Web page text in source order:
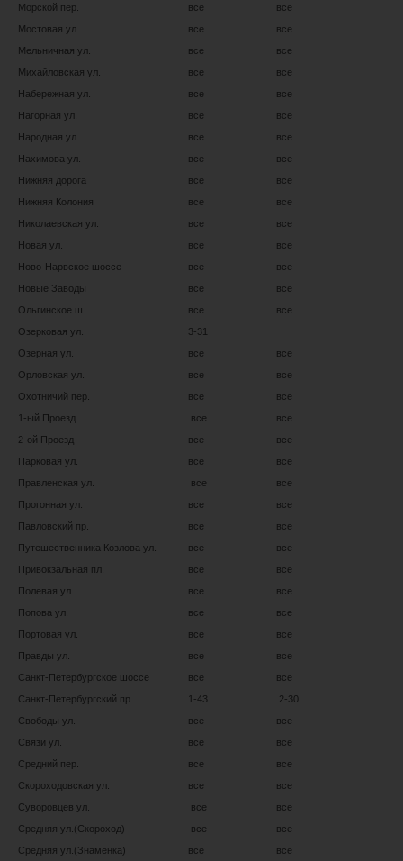
Морской пер. все
все
Мостовая ул.
все
все
Мельничная ул.
все
все
Михайловская ул.
все
все
Набережная ул.
все
все
Нагорная ул.
все
все
Народная ул.
все
все
Нахимова ул.
все
все
Нижняя дорога
все
все
Нижняя Колония
все
все
Николаевская ул.
все
все
Новая ул.
все
все
Ново-Нарвское шоссе
все
все
Новые Заводы
все
все
Ольгинское ш.
все
все
Озерковая ул.
3-31
Озерная ул.
все
все
Орловская ул.
все
все
Охотничий пер.
все
все
1-ый Проезд
все
все
2-ой Проезд
все
все
Парковая ул.
все
все
Правленская ул.
все
все
Прогонная ул.
все
все
Павловский пр.
все
все
Путешественника Козлова ул.
все
все
Привокзальная пл.
все
все
Полевая ул.
все
все
Попова ул.
все
все
Портовая ул.
все
все
Правды ул.
все
все
Санкт-Петербургское шоссе
все
все
Санкт-Петербургский пр.
1-43
2-30
Свободы ул.
все
все
Связи ул.
все
все
Средний пер.
все
все
Скороходовская ул.
все
все
Суворовцев ул.
все
все
Средняя ул.(Скороход)
все
все
Средняя ул.(Знаменка)
все
все